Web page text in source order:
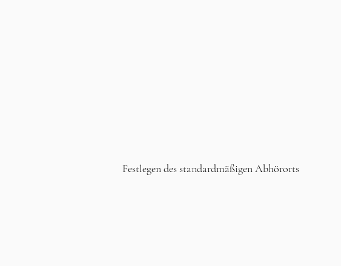
Festlegen des standardmäßigen Abhörorts